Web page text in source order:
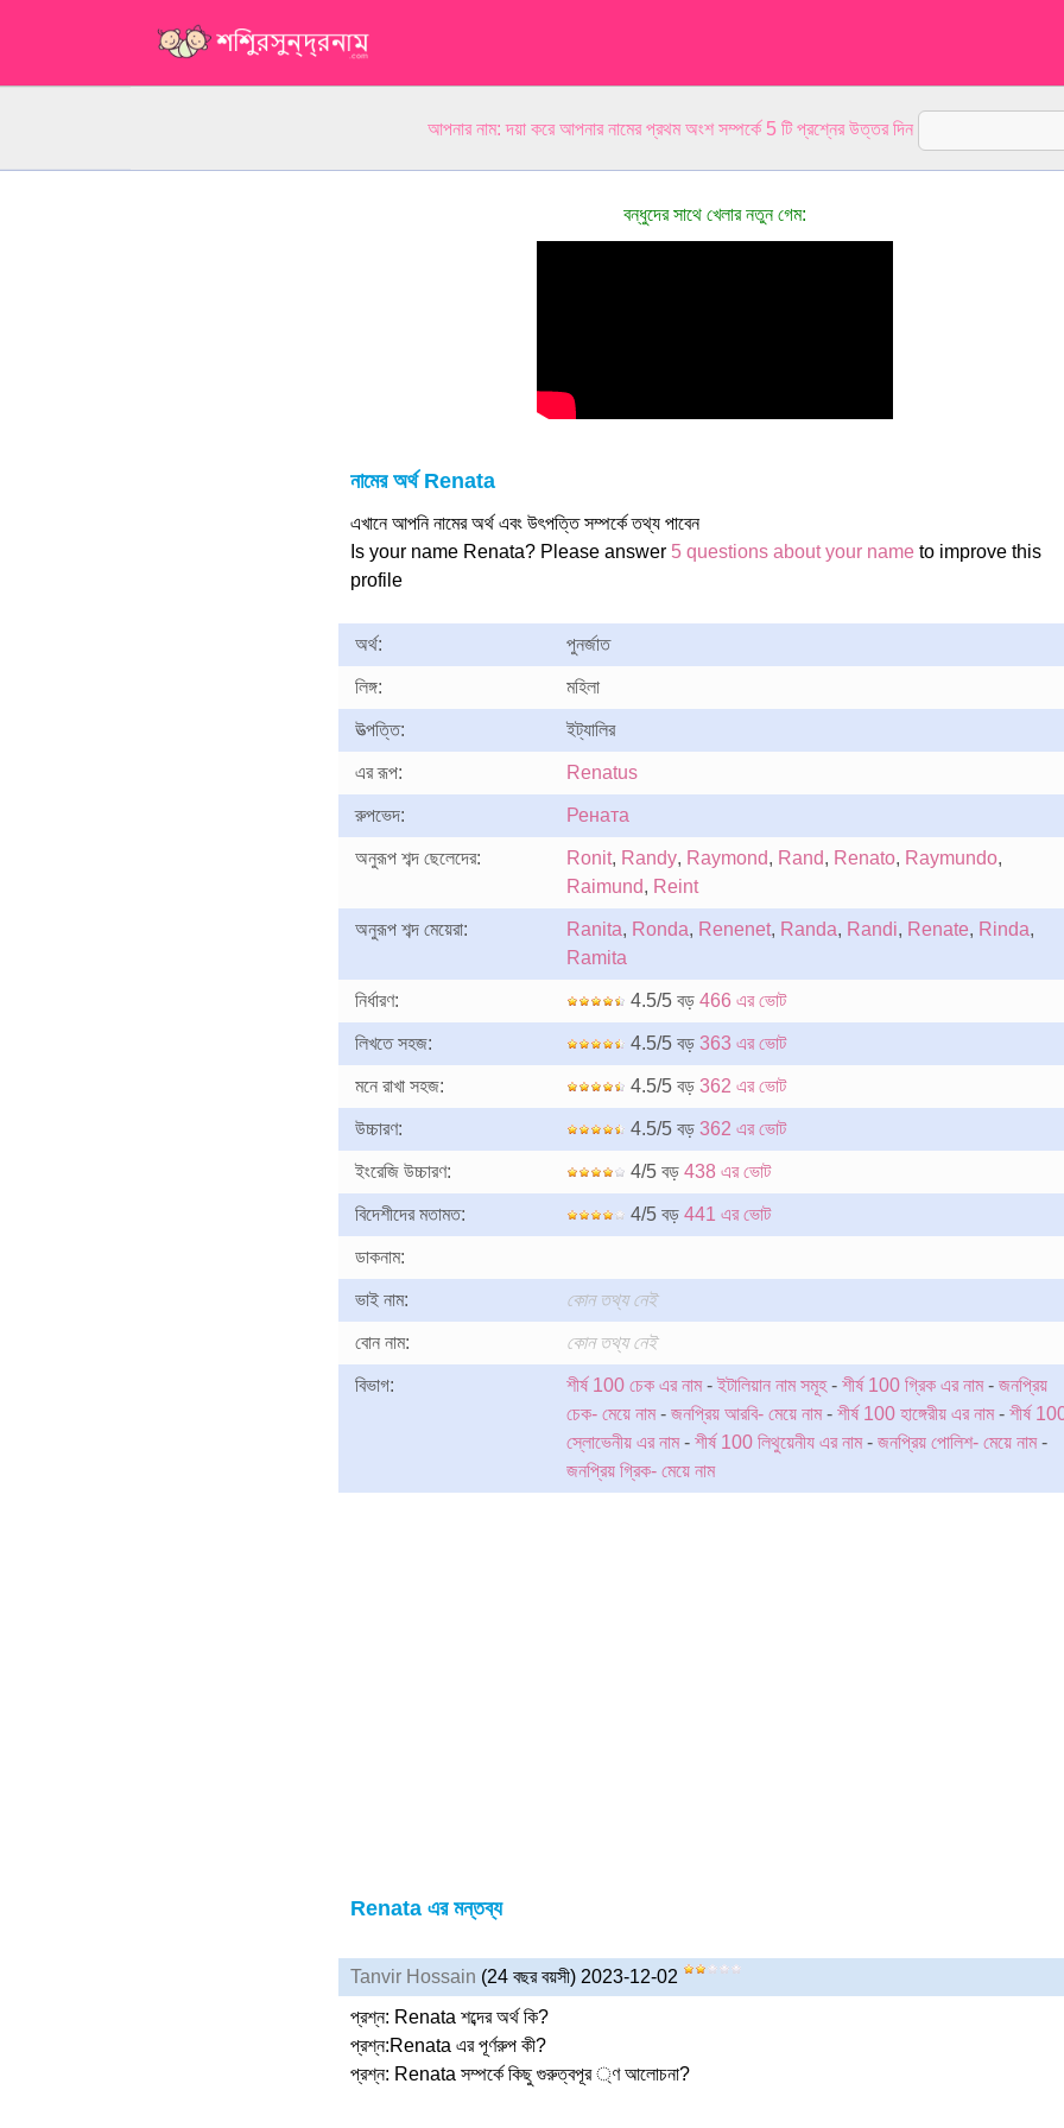
আপনার নাম: দয়া করে আপনার নামের প্রথম অংশ সম্পর্কে 5 টি প্রশ্নের উত্তর দিন
বন্ধুদের সাথে খেলার নতুন গেম:
নামের অর্থ Renata
এখানে আপনি নামের অর্থ এবং উৎপত্তি সম্পর্কে তথ্য পাবেন
Is your name Renata? Please answer 5 questions about your nameto improve this
profile
অর্থ: পুনর্জাত
লিঙ্গ: মহিলা
উত্পত্তি: ইট্যালির
এর রূপ: Renatus
রুপভেদ: Рената
অনুরূপ শব্দ ছেলেদের: Ronit, Randy, Raymond, Rand, Renato, Raymundo,
Raimund, Reint
অনুরূপ শব্দ মেয়েরা: Ranita, Ronda, Renenet, Randa, Randi, Renate, Rinda,
Ramita
নির্ধারণ: 4.5/5 বড় 466 এর ভোট
লিখতে সহজ: 4.5/5 বড় 363 এর ভোট
মনে রাখা সহজ: 4.5/5 বড় 362 এর ভোট
উচ্চারণ: 4.5/5 বড় 362 এর ভোট
ইংরেজি উচ্চারণ: 4/5 বড় 438 এর ভোট
বিদেশীদের মতামত: 4/5 বড় 441 এর ভোট
ডাকনাম:
ভাই নাম: কোন তথ্য নেই
বোন নাম: কোন তথ্য নেই
বিভাগ: শীর্ষ 100 চেক এর নাম- ইটালিয়ান নাম সমূহ- শীর্ষ 100 গ্রিক এর নাম- জনপ্রিয়
চেক- মেয়ে নাম- জনপ্রিয় আরবি- মেয়ে নাম- শীর্ষ 100 হাঙ্গেরীয় এর নাম- শীর্ষ
স্লোভেনীয় এর নাম- শীর্ষ 100 লিথুয়েনীয এর নাম- জনপ্রিয় পোলিশ- মেয়ে নাম-
জনপ্রিয় গ্রিক- মেয়ে নাম
Renata এর মন্তব্য
Tanvir Hossain (24 বছর বয়সী) 2023-12-02
প্রশ্ন: Renata শব্দের অর্থ কি?
প্রশ্ন:Renata এর পূর্ণরুপ কী?
প্রশ্ন: Renata সম্পর্কে কিছু গুরুত্বপূর ্ণ আলোচনা?